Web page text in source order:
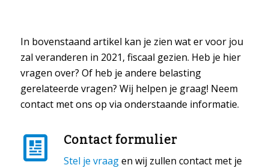
In bovenstaand artikel kan je zien wat er voor jou
zal veranderen in 2021, fiscaal gezien. Heb je hier
vragen over? Of heb je andere belasting
gerelateerde vragen? Wij helpen je graag! Neem
contact met ons op via onderstaande informatie.
Contact formulier
Stel je vraagen wij zullen contact met je